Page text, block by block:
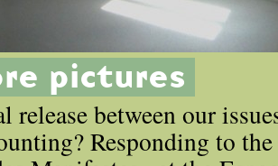
pictures
release between our
Responding to